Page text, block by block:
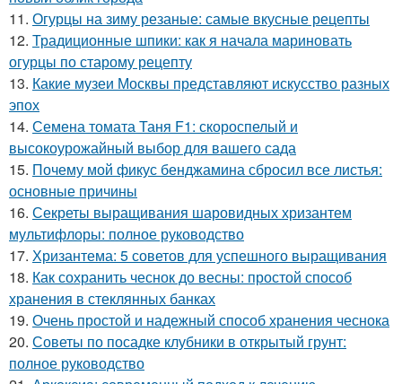
11. Огурцы на зиму резаные: самые вкусные рецепты
12. Традиционные шпики: как я начала мариновать
огурцы по старому рецепту
13. Какие музеи Москвы представляют искусство разных
эпох
14. Семена томата Таня F1: скороспелый и
высокоурожайный выбор для вашего сада
15. Почему мой фикус бенджамина сбросил все листья:
основные причины
16. Секреты выращивания шаровидных хризантем
мультифлоры: полное руководство
17. Хризантема: 5 советов для успешного выращивания
18. Как сохранить чеснок до весны: простой способ
хранения в стеклянных банках
19. Очень простой и надежный способ хранения чеснока
20. Советы по посадке клубники в открытый грунт:
полное руководство